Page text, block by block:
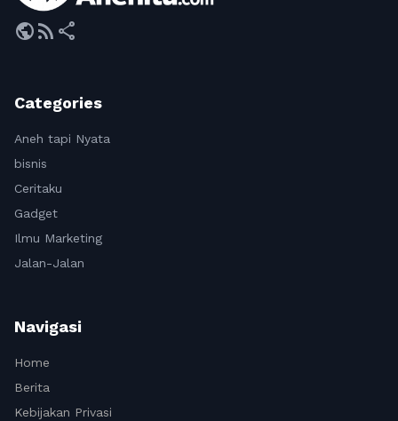
publicrss_feed share
Categories
Aneh tapi Nyata
bisnis
Ceritaku
Gadget
Ilmu Marketing
Jalan-Jalan
Navigasi
Home
Berita
Kebijakan Privasi